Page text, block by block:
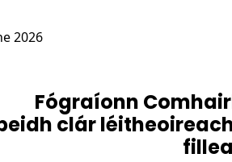
2026
Fógraíonn
clár